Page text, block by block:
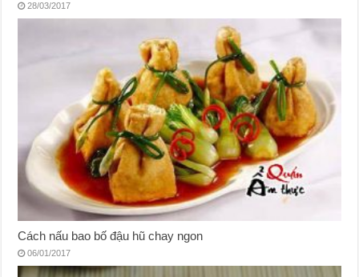
28/03/2017
Cách nấu bao bố đậu hũ chay ngon
06/01/2017